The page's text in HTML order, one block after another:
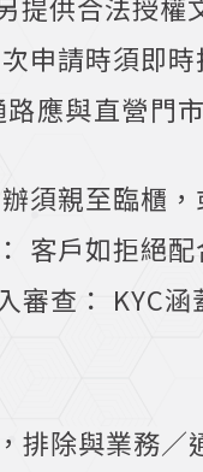
申請時須即時
應與直營門
須親至臨櫃
客戶如拒絕
審查： KYC
排除與業務／